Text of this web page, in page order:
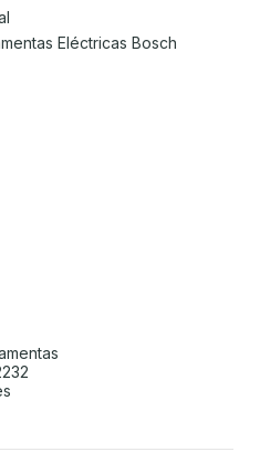
Eléctricas Bosch